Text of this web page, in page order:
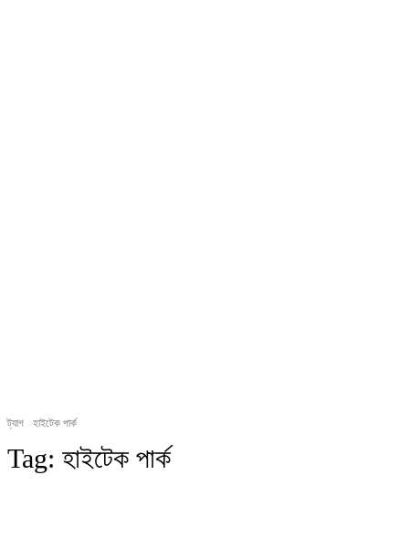
ট্যাগ হাইটেক পার্ক
Tag: হাইটেক পার্ক